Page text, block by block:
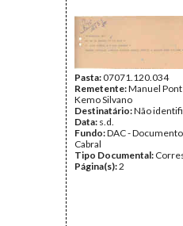
Pasta:07071.120.034
Remetente:Manuel
Kemo Silvano
Destinatário:Não
Data: s.d.
Fundo:DAC -
Cabral
Tipo Documental:
Página(s):2